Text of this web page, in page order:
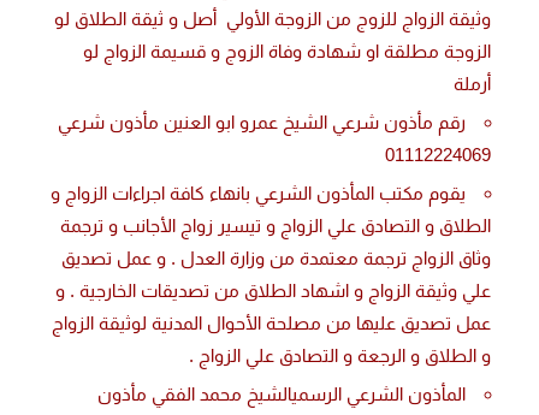
وثيقة الزواج للزوج من الزوجة الأولي أصل و ثيقة الطلاق لو
الزوجة مطلقة او شهادة وفاة الزوج و قسيمة الزواج لو
أرملة
رقم مأذون شرعي الشيخ عمرو ابو العنين مأذون شرعي
01112224069
يقوم مكتب المأذون الشرعي بانهاء كافة اجراءات الزواج و
الطلاق و التصادق علي الزواج و تيسير زواج الأجانب و ترجمة
وثاق الزواج ترجمة معتمدة من وزارة العدل . و عمل تصديق
علي وثيقة الزواج و اشهاد الطلاق من تصديقات الخارجية . و
عمل تصديق عليها من مصلحة الأحوال المدنية لوثيقة الزواج
و الطلاق و الرجعة و التصادق علي الزواج .
المأذون الشرعي الرسميالشيخ محمد الفقي مأذون